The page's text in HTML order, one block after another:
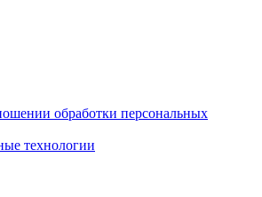
обработки персональных
технологии